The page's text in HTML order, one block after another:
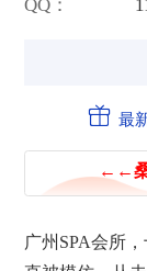
QQ：
1
最
广州 SPA会所